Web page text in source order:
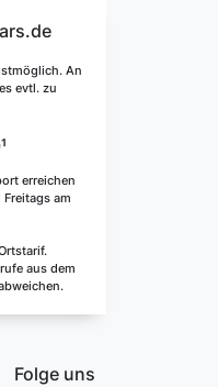
An
evtl. zu
erreichen
am
aus dem
Folge uns